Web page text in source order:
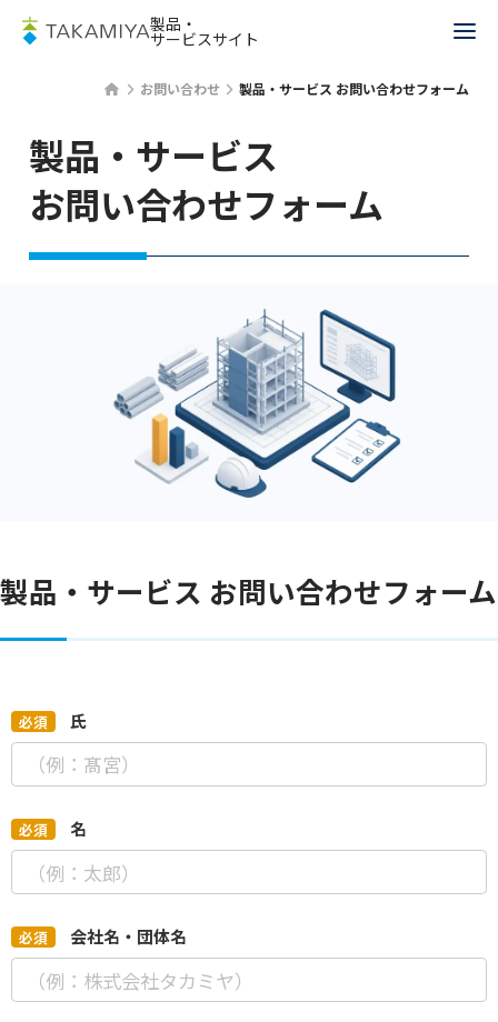
製品・
サービスサイト
お問い合わせ 製品・サービス お問い合わせフォーム
製品・サービス
お問い合わせフォーム
製品・サービス お問い合わせフォーム
氏
名
会社名・団体名